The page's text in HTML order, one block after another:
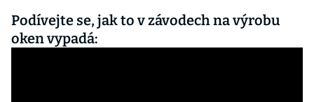
Podívejte se, jak to v závodech na výrobu
oken vypadá: